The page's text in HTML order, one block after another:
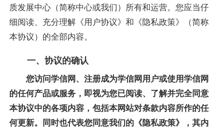
质发展中心（简称中心或我们）所有和运营。您应当仔
细阅读、充分理解《用户协议》和 《隐私政策》
（简称
本协议）的全部内容。
一、协议的确认
您访问学信网、注册成为学信网用户或使用学信网
的任何产品或服务，即视为您已阅读、了解并完全同意
本协议中的各项内容，包括本网站对条款内容所作的任
何更新。同时也代表您同意我们的《隐私政策》，其内